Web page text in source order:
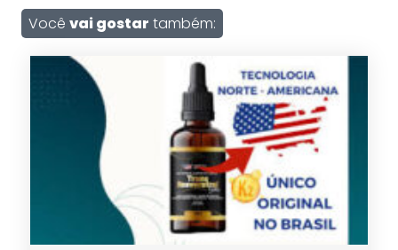
Você vai gostar também: